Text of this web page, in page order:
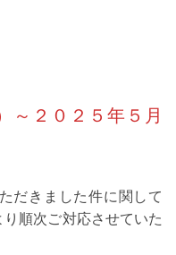
～２０２５年５月
だきました件に関して
順次ご対応させていた